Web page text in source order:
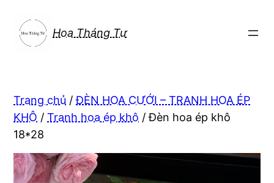
phần
Hoa Tháng Tư
Trang chủ /ĐÈN HOA CƯỚI – TRANH HOA ÉP
KHÔ /Tranh hoa ép khô / Đèn hoa ép khô
18*28